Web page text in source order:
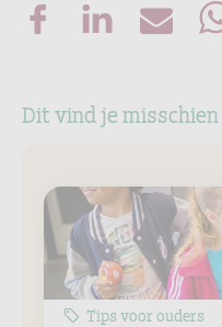
Dit vind je
Tips voor ouders